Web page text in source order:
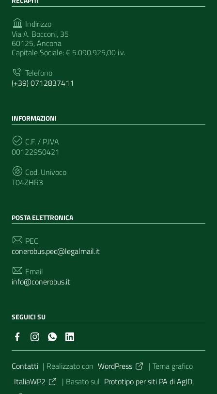
Indirizzo
Via A. Bocconi, 35
60125, Ancona
Capitale Sociale: € 5.090.925,00 i.v.
Telefono
(+39) 0712837411
INFORMAZIONI
C.F. / P.IVA
00122950421
Cod. Univoco
T04ZHR3
POSTA ELETTRONICA
PEC
conerobus.pec@legalmail.it
Email
info@conerobus.it
SEGUICI SU
Sezione Link Utili
Contatti | Realizzato con WordPress | Tema grafico
ItaliaWP2
| Basato sul Prototipo per siti PA di AgID